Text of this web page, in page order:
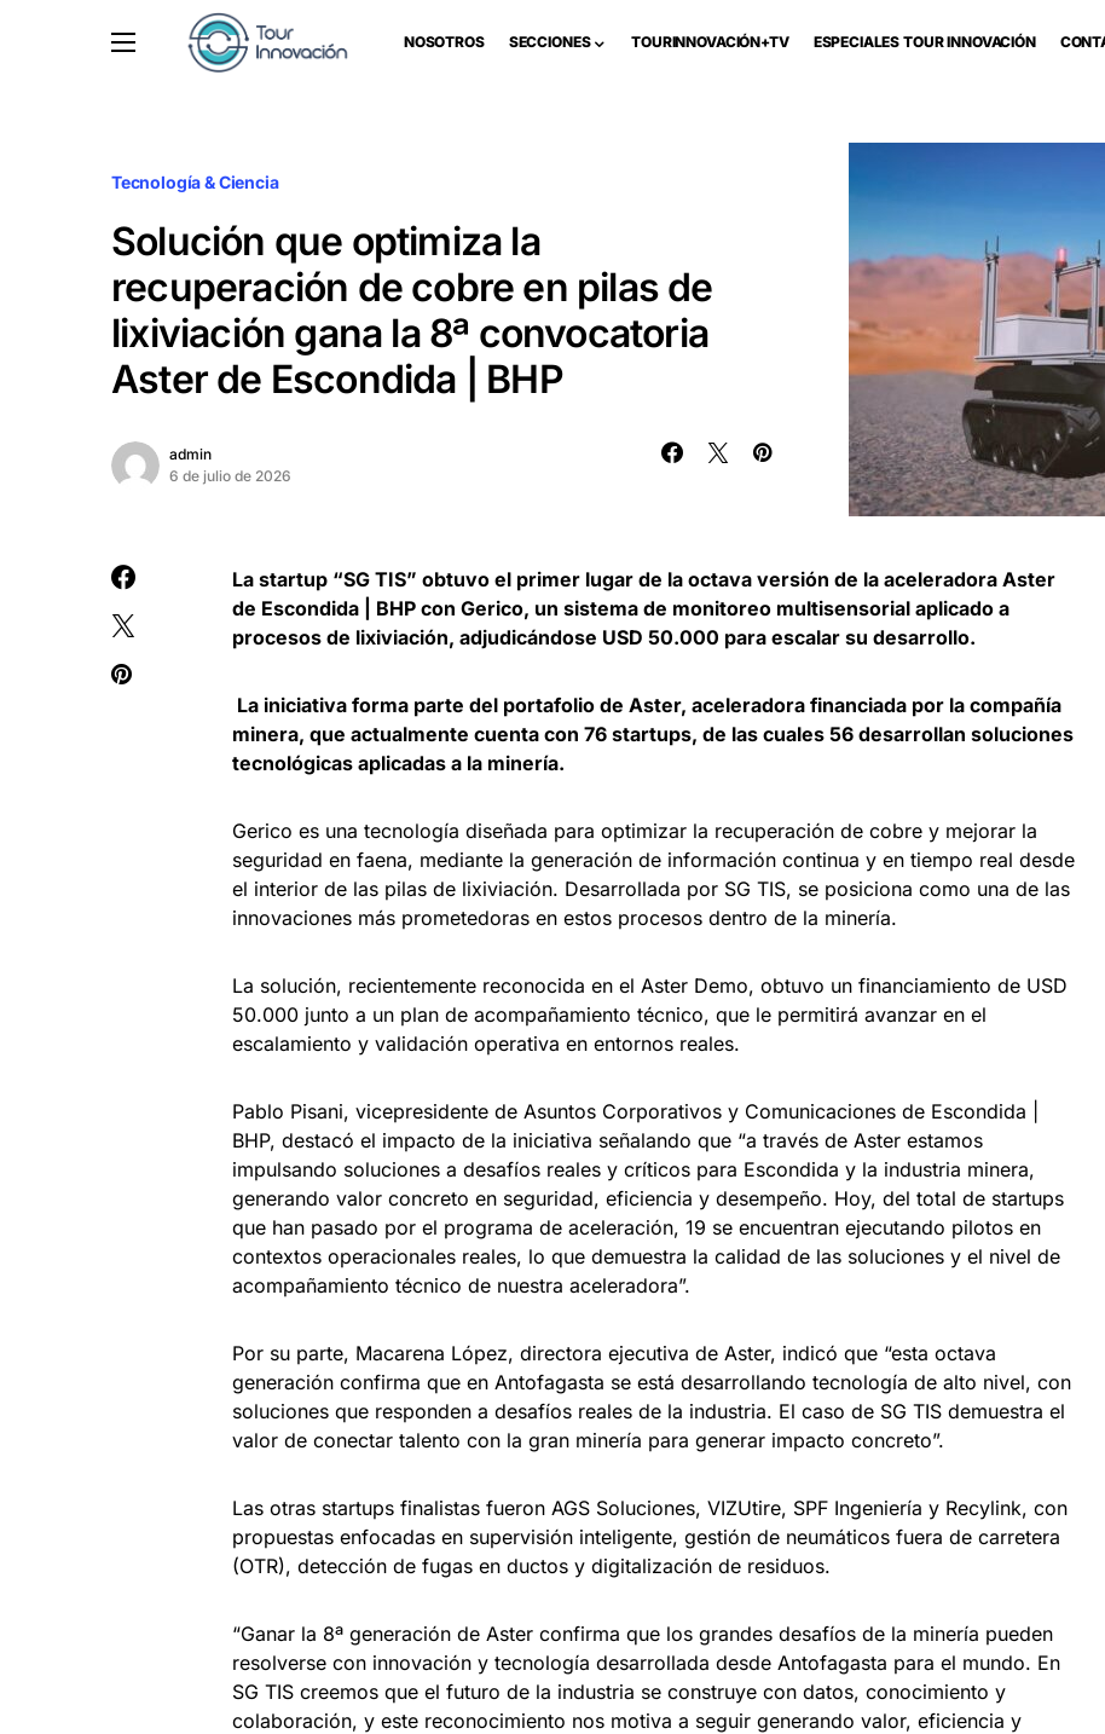
NOSOTROS SECCIONES TOURINNOVACIÓN+TV ESPECIALES TOUR INNOVACIÓN
Tecnología & Ciencia
Solución que optimiza la
recuperación de cobre en pilas de
lixiviación gana la 8ª convocatoria
Aster de Escondida | BHP
admin
6 de julio de 2026
La startup “SG TIS” obtuvo el primer lugar de la octava versión de la aceleradora Aster
de Escondida | BHP con Gerico, un sistema de monitoreo multisensorial aplicado a
procesos de lixiviación, adjudicándose USD 50.000 para escalar su desarrollo.
La iniciativa forma parte del portafolio de Aster, aceleradora financiada por la compañía
minera, que actualmente cuenta con 76 startups, de las cuales 56 desarrollan soluciones
tecnológicas aplicadas a la minería.
Gerico es una tecnología diseñada para optimizar la recuperación de cobre y mejorar la
seguridad en faena, mediante la generación de información continua y en tiempo real desde
el interior de las pilas de lixiviación. Desarrollada por SG TIS, se posiciona como una de las
innovaciones más prometedoras en estos procesos dentro de la minería.
La solución, recientemente reconocida en el Aster Demo, obtuvo un financiamiento de USD
50.000 junto a un plan de acompañamiento técnico, que le permitirá avanzar en el
escalamiento y validación operativa en entornos reales.
Pablo Pisani, vicepresidente de Asuntos Corporativos y Comunicaciones de Escondida |
BHP, destacó el impacto de la iniciativa señalando que “a través de Aster estamos
impulsando soluciones a desafíos reales y críticos para Escondida y la industria minera,
generando valor concreto en seguridad, eficiencia y desempeño. Hoy, del total de startups
que han pasado por el programa de aceleración, 19 se encuentran ejecutando pilotos en
contextos operacionales reales, lo que demuestra la calidad de las soluciones y el nivel de
acompañamiento técnico de nuestra aceleradora”.
Por su parte, Macarena López, directora ejecutiva de Aster, indicó que “esta octava
generación confirma que en Antofagasta se está desarrollando tecnología de alto nivel, con
soluciones que responden a desafíos reales de la industria. El caso de SG TIS demuestra el
valor de conectar talento con la gran minería para generar impacto concreto”.
Las otras startups finalistas fueron AGS Soluciones, VIZUtire, SPF Ingeniería y Recylink, con
propuestas enfocadas en supervisión inteligente, gestión de neumáticos fuera de carretera
(OTR), detección de fugas en ductos y digitalización de residuos.
“Ganar la 8ª generación de Aster confirma que los grandes desafíos de la minería pueden
resolverse con innovación y tecnología desarrollada desde Antofagasta para el mundo. En
SG TIS creemos que el futuro de la industria se construye con datos, conocimiento y
colaboración, y este reconocimiento nos motiva a seguir generando valor, eficiencia y